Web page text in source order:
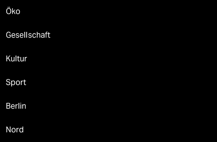
Öko
Gesellschaft
Kultur
Sport
Berlin
Nord